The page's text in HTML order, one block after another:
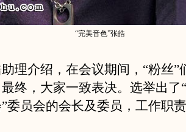
“完美音色”张皓
介绍，在会议期间，“粉丝”
终，大家一致表决。选举出
委员会的会长及委员，工作职